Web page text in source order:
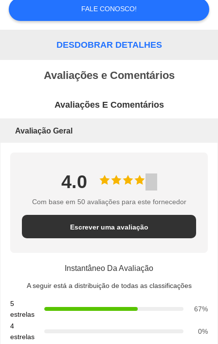
FALE CONOSCO!
DESDOBRAR DETALHES
Avaliações e Comentários
Avaliações E Comentários
Avaliação Geral
4.0
Com base em 50 avaliações para este fornecedor
Escrever uma avaliação
Instantâneo Da Avaliação
A seguir está a distribuição de todas as classificações
5
estrelas
67%
4
estrelas
0%